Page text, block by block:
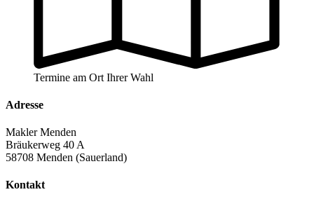
Termine am Ort Ihrer Wahl
Adresse
Makler Menden
Bräukerweg 40 A
58708 Menden (Sauerland)
Kontakt